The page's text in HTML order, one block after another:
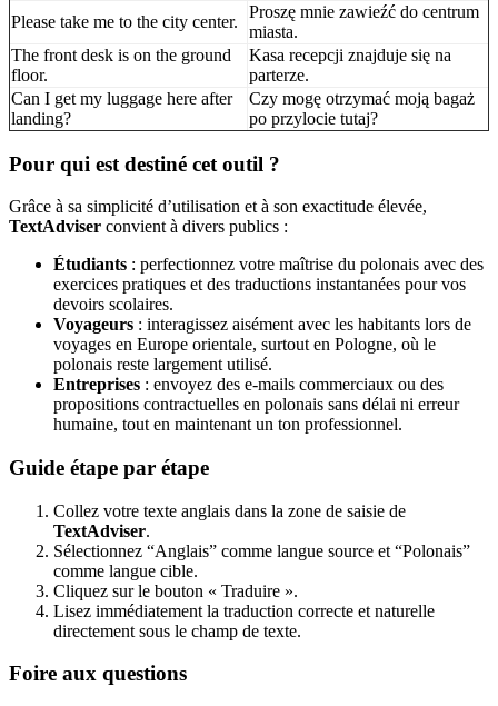
Please take me to the city center.
Proszę mnie zawieźć do centrum
miasta.
The front desk is on the ground
floor.
Kasa recepcji znajduje się na
parterze.
Can I get my luggage here after
landing?
Czy mogę otrzymać moją bagaż
po przylocie tutaj?
Pour qui est destiné cet outil ?
Grâce à sa simplicité d’utilisation et à son exactitude élevée,
TextAdviser convient à divers publics :
Étudiants : perfectionnez votre maîtrise du polonais avec des
exercices pratiques et des traductions instantanées pour vos
devoirs scolaires.
Voyageurs : interagissez aisément avec les habitants lors de
voyages en Europe orientale, surtout en Pologne, où le
polonais reste largement utilisé.
Entreprises : envoyez des e-mails commerciaux ou des
propositions contractuelles en polonais sans délai ni erreur
humaine, tout en maintenant un ton professionnel.
Guide étape par étape
Collez votre texte anglais dans la zone de saisie de
TextAdviser.
Sélectionnez “Anglais” comme langue source et “Polonais”
comme langue cible.
Cliquez sur le bouton « Traduire ».
Lisez immédiatement la traduction correcte et naturelle
directement sous le champ de texte.
Foire aux questions